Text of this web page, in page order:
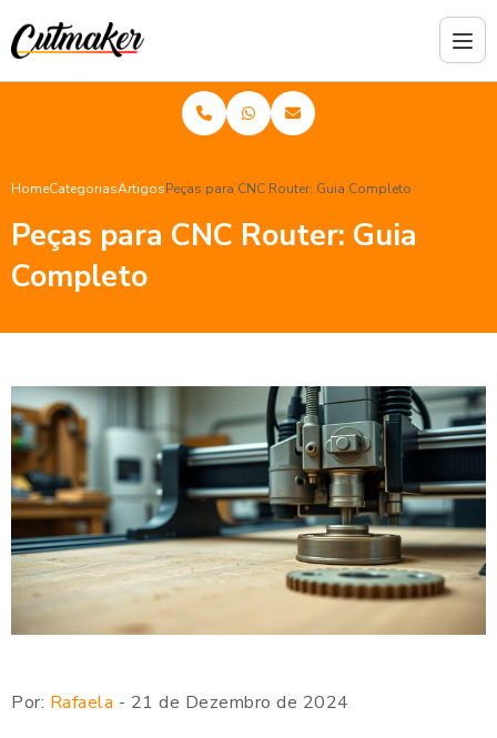
HomeCategoriasArtigosPeças para CNC Router: Guia Completo
Peças para CNC Router: Guia
Completo
Por: Rafaela - 21 de Dezembro de 2024